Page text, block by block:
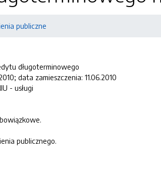
publiczne
długoterminowego
data zamieszczenia: 11.06.2010
- usługi
publicznego.